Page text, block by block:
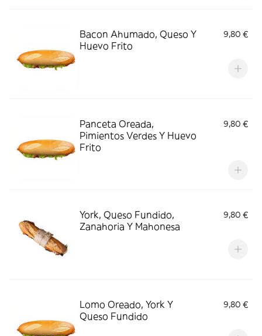
Bacon Ahumado, Queso Y
Huevo Frito
9,80 €
Panceta Oreada,
Pimientos Verdes Y Huevo
Frito
9,80 €
York, Queso Fundido,
Zanahoria Y Mahonesa
9,80 €
Lomo Oreado, York Y
Queso Fundido
9,80 €